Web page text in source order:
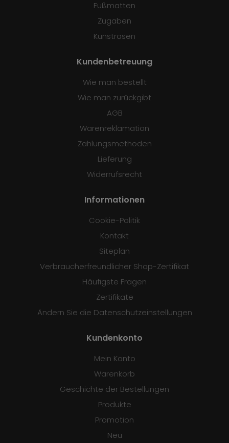
Fußmatten
Zugaben
Kunstrasen
Kundenbetreuung
Wie man bestellt
Wie man zurückgibt
AGB
Warenreklamation
Zahlungsmethoden
Lieferung
Widerrufsrecht
Informationen
Cookie-Politik
Kontakt
Siteplan
Verbraucherfreundlicher Shop-Zertifikat
Häufigste Fragen
Zertifikate
Ändern Sie die Datenschutzeinstellungen
Kundenkonto
Mein Konto
Warenkorb
Geschichte der Bestellungen
Produkte
Promotion
Neu